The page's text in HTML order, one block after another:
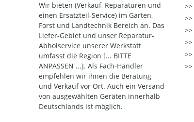
Wir bieten (Verkauf, Reparaturen und
einen Ersatzteil-Service) im Garten,
Forst und Landtechnik Bereich an. Das
Liefer-Gebiet und unser Reparatur-
Abholservice unserer Werkstatt
umfasst die Region [... BITTE
ANPASSEN ...]. Als Fach-Händler
empfehlen wir ihnen die Beratung
und Verkauf vor Ort. Auch ein Versand
von ausgewählten Geräten innerhalb
Deutschlands ist möglich.